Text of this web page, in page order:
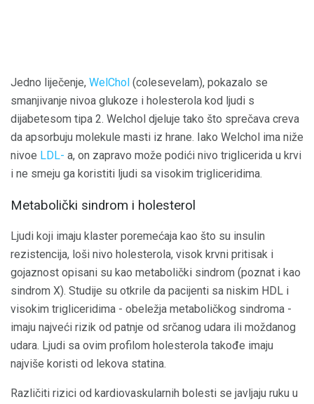
Jedno liječenje, WelChol (colesevelam), pokazalo se
smanjivanje nivoa glukoze i holesterola kod ljudi s
dijabetesom tipa 2. Welchol djeluje tako što sprečava creva
da apsorbuju molekule masti iz hrane. Iako Welchol ima niže
nivoe LDL- a, on zapravo može podići nivo triglicerida u krvi
i ne smeju ga koristiti ljudi sa visokim trigliceridima.
Metabolički sindrom i holesterol
Ljudi koji imaju klaster poremećaja kao što su insulin
rezistencija, loši nivo holesterola, visok krvni pritisak i
gojaznost opisani su kao metabolički sindrom (poznat i kao
sindrom X). Studije su otkrile da pacijenti sa niskim HDL i
visokim trigliceridima - obeležja metaboličkog sindroma -
imaju najveći rizik od patnje od srčanog udara ili moždanog
udara. Ljudi sa ovim profilom holesterola takođe imaju
najviše koristi od lekova statina.
Različiti rizici od kardiovaskularnih bolesti se javljaju ruku u